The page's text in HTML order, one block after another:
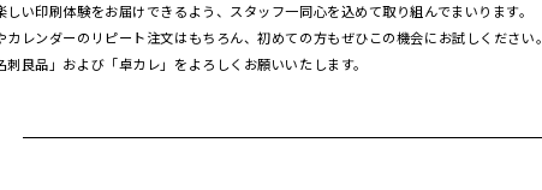
しい印刷体験をお届けできるよう、スタッフ一同心を込めて取り組んでまいります。
カレンダーのリピート注文はもちろん、初めての方もぜひこの機会にお試しください。
刺良品」および「卓カレ」をよろしくお願いいたします。